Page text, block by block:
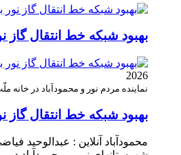
بهبود شبکه خط انتقال گاز
2026
نماینده مردم نور و محمودآباد در خانه
بهبود شبکه خط انتقال گاز
محمودآباد آنلاین : عبدالوحید